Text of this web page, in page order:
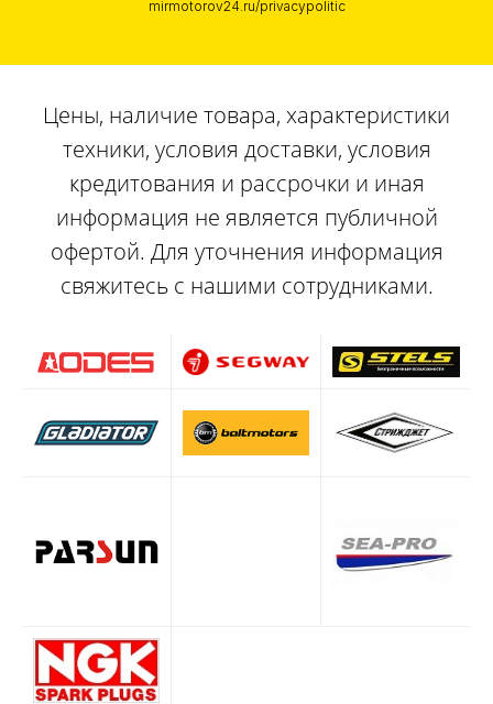
mirmotorov24.ru/privacypolitic
Цены, наличие товара, характеристики
техники, условия доставки, условия
кредитования и рассрочки и иная
информация не является публичной
офертой. Для уточнения информация
свяжитесь с нашими сотрудниками.